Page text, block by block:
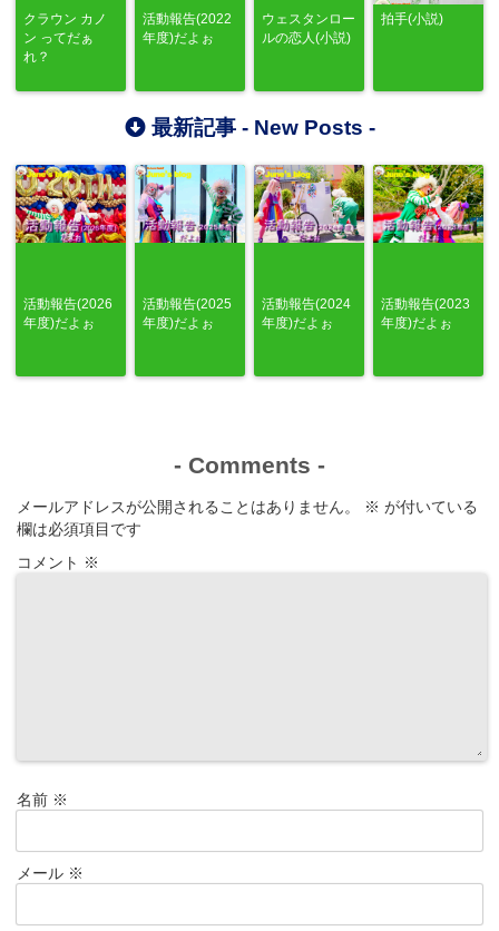
クラウン カノ
ン ってだぁ
れ？
活動報告(2022
年度)だよぉ
ウェスタンロー
ルの恋人(小説)
拍手(小説)
最新記事 - New Posts -
活動報告(2026
年度)だよぉ
活動報告(2025
年度)だよぉ
活動報告(2024
年度)だよぉ
活動報告(2023
年度)だよぉ
- Comments -
メールアドレスが公開されることはありません。 ※ が付いている
欄は必須項目です
コメント ※
名前 ※
メール ※